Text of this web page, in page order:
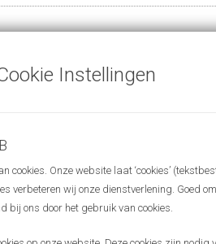
Network Nijmegen
& postdocs 2025
Instellingen
cookies. Onze website laat ‘cookies’
verbeteren wij onze dienstverlening.
bij ons door het gebruik van cookies.